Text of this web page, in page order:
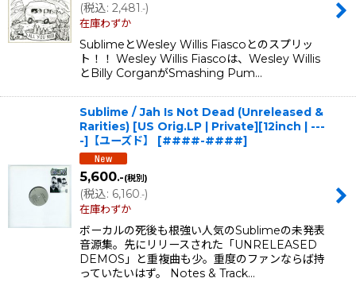
(税込: 2,481.-)
在庫わずか
SublimeとWesley Willis Fiascoとのスプリッ
ト！！ Wesley Willis Fiascoは、Wesley Willis
とBilly CorganがSmashing Pum…
Sublime / Jah Is Not Dead (Unreleased &
Rarities) [US Orig.LP | Private][12inch | ---
-]【ユーズド】
[####-####]
5,600.-(税別)
(税込: 6,160.-)
在庫わずか
ボーカルの死後も根強い人気のSublimeの未発表
音源集。先にリリースされた「UNRELEASED
DEMOS」と重複曲も少。重度のファンならば持
っていたいはず。 Notes & Track…